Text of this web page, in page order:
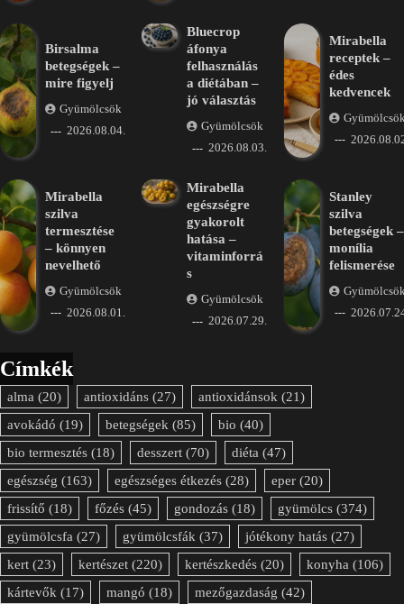
Birsalma
betegségek –
mire figyelj
Gyümölcsök
2026.08.04.
Bluecrop
áfonya
felhasználás
a diétában –
jó választás
Gyümölcsök
2026.08.03.
Mirabella
receptek –
édes
kedvencek
Mirabella
szilva
termesztése
– könnyen
nevelhető
Gyümölcsök
2026.08.01.
Mirabella
egészségre
gyakorolt
hatása –
vitaminforrá
s
Gyümölcsök
2026.07.29.
Stanley
szilva
betegségek –
monília
felismerése
Címkék
alma (20) antioxidáns (27) antioxidánsok (21)
avokádó (19) betegségek (85) bio (40)
bio termesztés (18) desszert (70) diéta (47)
egészség (163) egészséges étkezés (28) eper (20)
frissítő (18) főzés (45) gondozás (18) gyümölcs (374)
gyümölcsfa (27) gyümölcsfák (37) jótékony hatás (27)
kert (23) kertészet (220) kertészkedés (20) konyha (106)
kártevők (17) mangó (18) mezőgazdaság (42)